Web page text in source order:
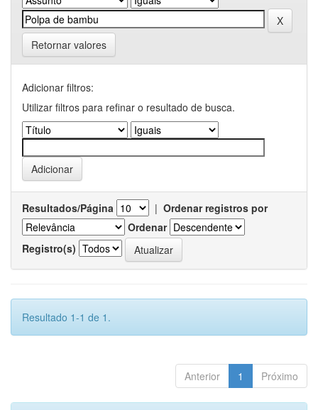
Retornar valores
Adicionar filtros:
Utilizar filtros para refinar o resultado de busca.
Resultados/Página | Ordenar registros por
Ordenar
Registro(s)
Resultado 1-1 de 1.
Anterior 1 Próximo